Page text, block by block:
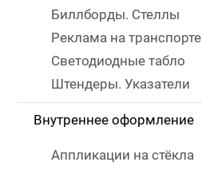
Биллборды. Стеллы
Реклама на транспорте
Светодиодные табло
Штендеры. Указатели
Внутреннее оформление
Аппликации на стёкла